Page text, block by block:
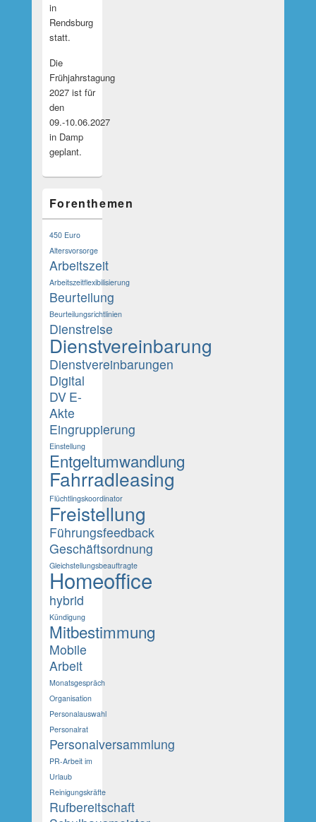
in
Rendsburg
statt.
Die
Frühjahrstagung
2027 ist für
den
09.-10.06.2027
in Damp
geplant.
Forenthemen
450 Euro
Altersvorsorge
Arbeitszeit
Arbeitszeitflexibilisierung
Beurteilung
Beurteilungsrichtlinien
Dienstreise
Dienstvereinbarung
Dienstvereinbarungen
Digital
DV E-
Akte
Eingruppierung
Einstellung
Entgeltumwandlung
Fahrradleasing
Flüchtlingskoordinator
Freistellung
Führungsfeedback
Geschäftsordnung
Gleichstellungsbeauftragte
Homeoffice
hybrid
Kündigung
Mitbestimmung
Mobile
Arbeit
Monatsgespräch
Organisation
Personalauswahl
Personalrat
Personalversammlung
PR-Arbeit im
Urlaub
Reinigungskräfte
Rufbereitschaft